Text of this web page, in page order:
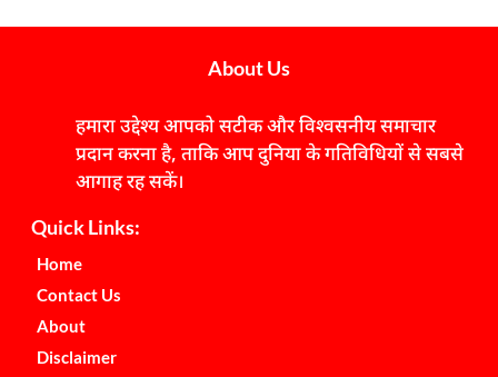
About Us
हमारा उद्देश्य आपको सटीक और विश्वसनीय समाचार
प्रदान करना है, ताकि आप दुनिया के गतिविधियों से सबसे
आगाह रह सकें।
Quick Links:
Home
Contact Us
About
Disclaimer